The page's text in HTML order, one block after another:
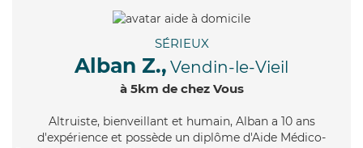
SÉRIEUX
Alban Z., Vendin-le-Vieil
à 5km de chez Vous
Altruiste, bienveillant et humain, Alban a 10 ans
d'expérience et possède un diplôme d'Aide Médico-